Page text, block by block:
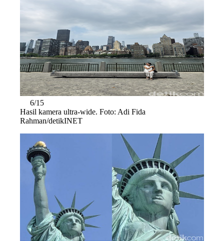
6/15
Hasil kamera ultra-wide. Foto: Adi Fida
Rahman/detikINET